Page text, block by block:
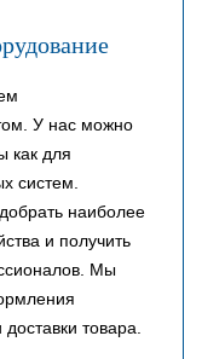
У нас можно
как для
систем.
наиболее
и получить
Мы
товара.